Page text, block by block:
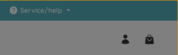
Service/help